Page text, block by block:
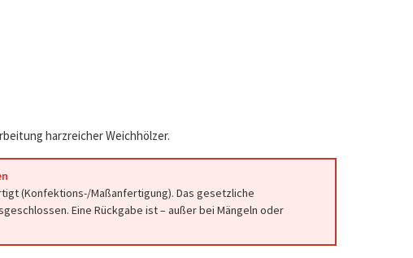
harzreicher Weichhölzer.
(Konfektions-/Maßanfertigung). Das gesetzliche
Eine Rückgabe ist – außer bei Mängeln oder